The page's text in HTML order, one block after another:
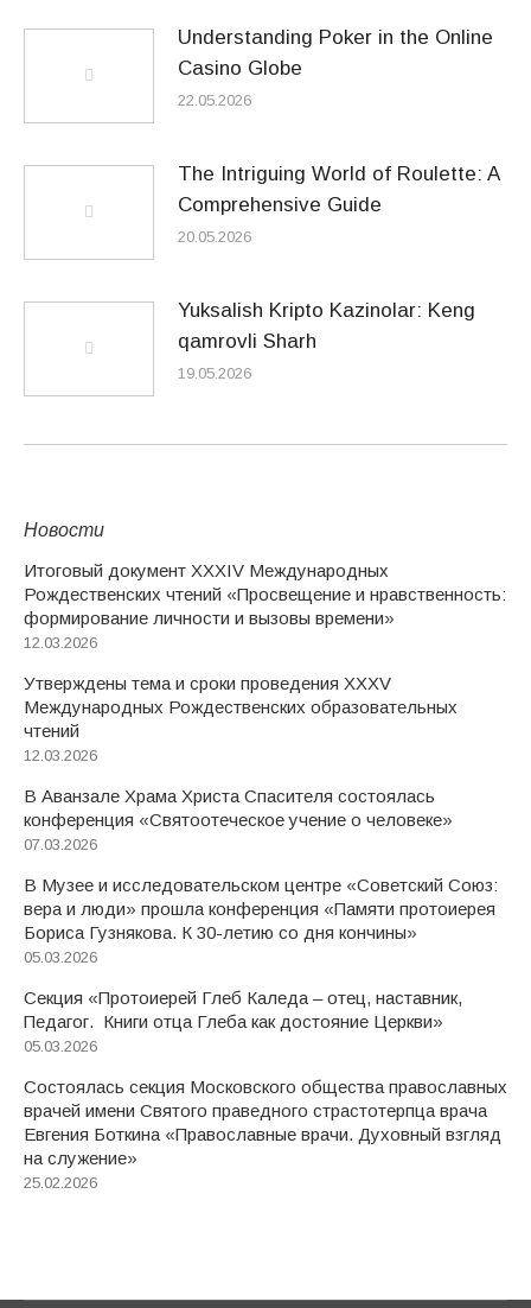
Understanding Poker in the Online
Casino Globe
22.05.2026
The Intriguing World of Roulette: A
Comprehensive Guide
20.05.2026
Yuksalish Kripto Kazinolar: Keng
qamrovli Sharh
19.05.2026
Новости
Итоговый документ XXХIV Международных
Рождественских чтений «Просвещение и нравственность:
формирование личности и вызовы времени»
12.03.2026
Утверждены тема и сроки проведения XXXV
Международных Рождественских образовательных
чтений
12.03.2026
В Аванзале Храма Христа Спасителя состоялась
конференция «Святоотеческое учение о человеке»
07.03.2026
В Музее и исследовательском центре «Советский Союз:
вера и люди» прошла конференция «Памяти протоиерея
Бориса Гузнякова. К 30-летию со дня кончины»
05.03.2026
Секция «Протоиерей Глеб Каледа – отец, наставник,
Педагог. Книги отца Глеба как достояние Церкви»
05.03.2026
Состоялась секция Московского общества православных
врачей имени Святого праведного страстотерпца врача
Евгения Боткина «Православные врачи. Духовный взгляд
на служение»
25.02.2026